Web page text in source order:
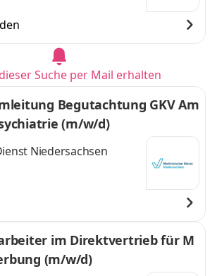
Suche per Mail erhalten
Begutachtung GKV Am
(m/w/d)
Niedersachsen
im Direktvertrieb für M
(m/w/d)